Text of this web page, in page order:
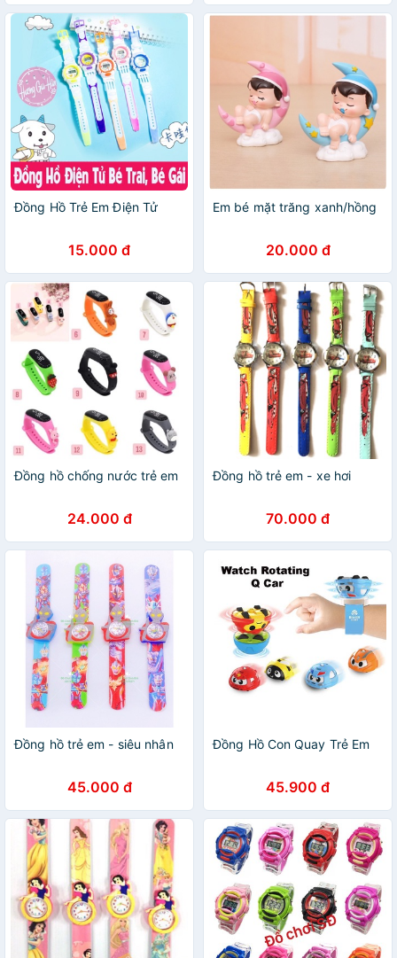
Đồng Hồ Trẻ Em Điện Tử
15.000 đ
Em bé mặt trăng xanh/hồng
20.000 đ
Đồng hồ chống nước trẻ em
24.000 đ
Đồng hồ trẻ em - xe hơi
70.000 đ
Đồng hồ trẻ em - siêu nhân
45.000 đ
Đồng Hồ Con Quay Trẻ Em
45.900 đ